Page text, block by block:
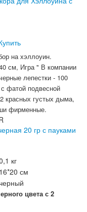
на хэллоуин.
см, Игра " В компании
лепестки - 100
фатой подвесной
красных густых дыма,
фирменные.
20 гр с пауками
кг
16*20 см
цвета с 2